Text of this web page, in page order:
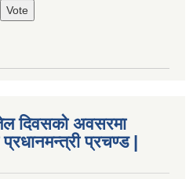
दिवसको अवसरमा
प्रचण्ड |